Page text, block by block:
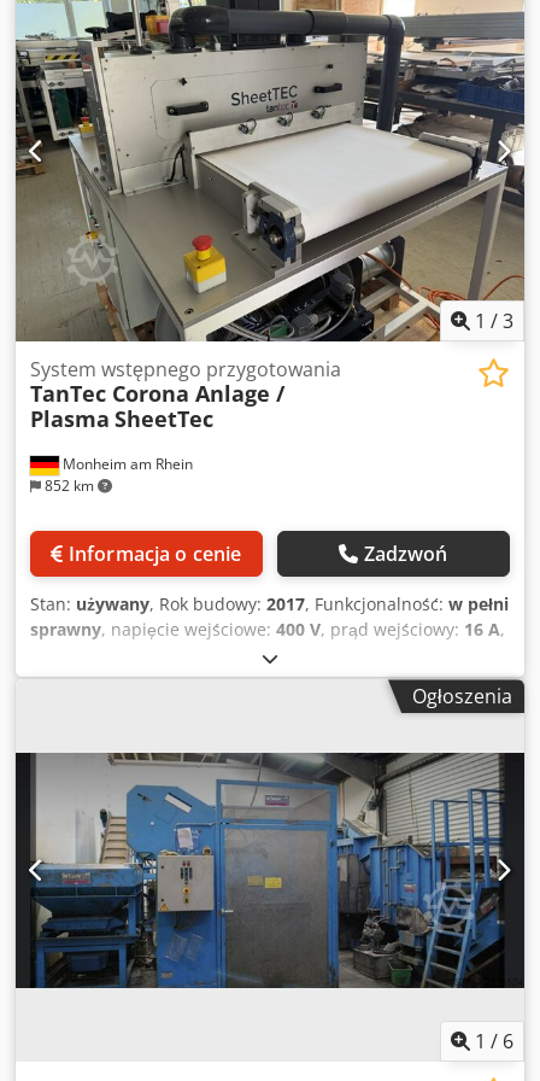
przy użyciu wodnego środka odtłuszczającego (10 kg w
zakresie dostawy). Okno podglądowe z oświetleniem
Filtracja średnia przez filtr świecowy Wygodna obsługa za
pomocą przełącznika nożnego Gramofon w zestawie
Cedpfx Ajhl If Njp Asha Dane techniczne: Powierzchnia
robocza: 1.200 x 700 mm Wysokość użytkowa: 400 mm
Udźwig: 50 kg Ciśnienie robocze: regulowane do maks. 60
barów Wydajność pompy: 14 lt/min Temperatura prania:
regulowana do maks. 45°C Pojemność zbiornika: 170 lt Moc
grzewcza: 4.000 W Moc całkowita: 8,0 kW Napięcie: 400 V ac
1 P+N+PE; częstotliwość: 50 Hz Ciężar maszyny: ok. 180 kg
Wymiary całkowite z otwartą pokrywą: 1.480 x 991 x 2.080
1 /3
Monheim am Rhein
852 km
System wstępnego przygotowania
TanTec Corona Anlage /
Plasma SheetTec
Informacja o cenie Zadzwoń
Stan: używany, Rok budowy: 2017, Funkcjonalność: w pełni
sprawny, napięcie wejściowe: 400 V, prąd wejściowy: 16 A,
1 400 mm
mm, wysokość podstawy maszyny:1 400 mm, masa
, Witam, oferuję używaną instalację
umieszczany jest na przenośniku taśmowym. Za pomocą
czujników system automatycznie włącza plazmę / koronę,
gdy pod głowicą znajduje się substrat. Prędkość
przenośnika jest regulowana. Szerokość taśmy
transportowej wynosi 650 mm. Urządzenie jest osadzone
na rolkach, dzięki czemu jest mobilne. Zainstalowany jest
również wentylator wyciągowy – wystarczy tylko
odprowadzić powietrze. Instalacja doskonale nadaje się do
obróbki powierzchni tworzyw sztucznych czy szkła, aby
umożliwić ich lepszy nadruk. Nadaje się również do
Ogłoszenia
1 / 6